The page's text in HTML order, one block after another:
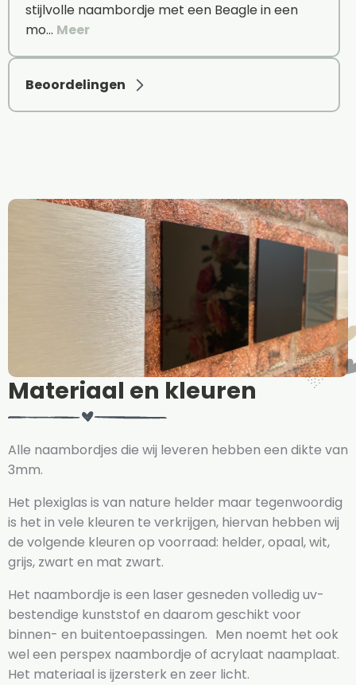
stijlvolle naambordje met een Beagle in een
mo… Meer
Beoordelingen
Materiaal en kleuren
Alle naambordjes die wij leveren hebben een dikte van
3mm.
Het plexiglas is van nature helder maar tegenwoordig
is het in vele kleuren te verkrijgen, hiervan hebben wij
de volgende kleuren op voorraad: helder, opaal, wit,
grijs, zwart en mat zwart.
Het naambordje is een laser gesneden volledig uv-
bestendige kunststof en daarom geschikt voor
binnen- en buitentoepassingen. Men noemt het ook
wel een perspex naambordje of acrylaat naamplaat.
Het materiaal is ijzersterk en zeer licht.